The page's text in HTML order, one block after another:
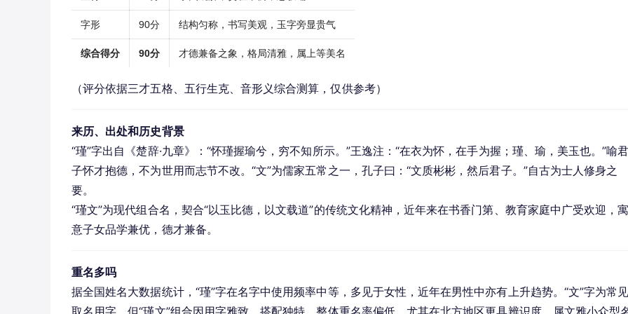
字形 90分 结构匀称，书写美观，玉字旁显贵气
综合得分 90分 才德兼备之象，格局清雅，属上等美名
（评分依据三才五格、五行生克、音形义综合测算，仅供参考）
来历、出处和历史背景
“瑾”字出自《楚辞·九章》：“怀瑾握瑜兮，穷不知所示。”王逸注：“在衣为怀，在手为握；瑾、瑜，美玉也。”喻君
子怀才抱德，不为世用而志节不改。“文”为儒家五常之一，孔子曰：“文质彬彬，然后君子。”自古为士人修身之
要。
“瑾文”为现代组合名，契合“以玉比德，以文载道”的传统文化精神，近年来在书香门第、教育家庭中广受欢迎，寓
意子女品学兼优，德才兼备。
重名多吗
据全国姓名大数据统计，“瑾”字在名字中使用频率中等，多见于女性，近年在男性中亦有上升趋势。“文”字为常见
取名用字，但“瑾文”组合因用字雅致、搭配独特，整体重名率偏低，尤其在北方地区更具辨识度，属文雅小众型